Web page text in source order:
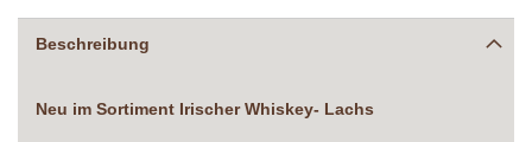
Beschreibung
Neu im Sortiment Irischer Whiskey- Lachs